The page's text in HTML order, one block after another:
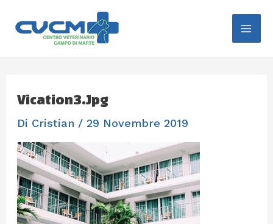
Vication3.jpg
Di Cristian /29 Novembre 2019
Articoli